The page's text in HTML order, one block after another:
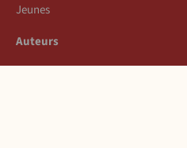
Jeunes
Auteurs